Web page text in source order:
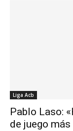
Liga Acb
Pablo Laso:
de juego